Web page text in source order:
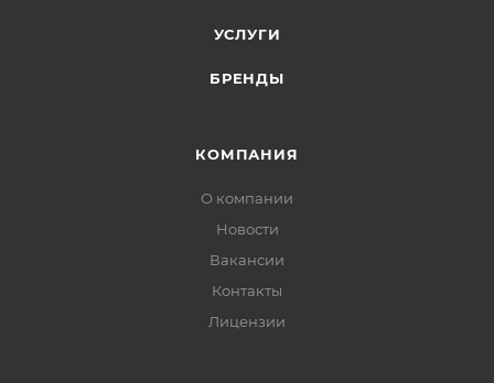
УСЛУГИ
БРЕНДЫ
КОМПАНИЯ
О компании
Новости
Вакансии
Контакты
Лицензии